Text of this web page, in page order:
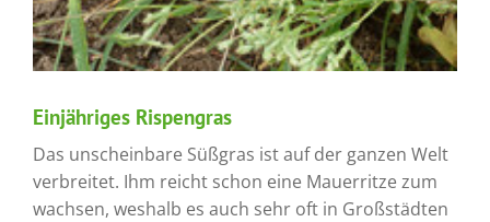
Einjähriges Rispengras
Das unscheinbare Süßgras ist auf der ganzen Welt
verbreitet. Ihm reicht schon eine Mauerritze zum
wachsen, weshalb es auch sehr oft in Großstädten